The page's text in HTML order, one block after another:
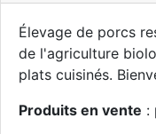
Élevage de porcs
de l'agriculture
plats cuisinés.
Produits en vente :